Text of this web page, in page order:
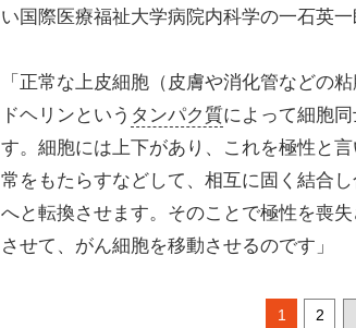
い国際医療福祉大学病院内科学の一石英一
「正常な上皮細胞（皮膚や消化管などの
ドヘリンという タンパク質によって細胞
す。細胞には上下があり、これを極性と
常をもたらすなどして、相互に固く結合
へと転換させます。そのことで極性を喪
させて、がん細胞を移動させるのです」
1 2